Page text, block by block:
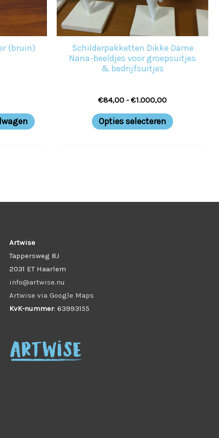
(bruin)
Schilderpakketten Dikke Dame
Nana-beeldjes voor groepsuitjes
& bedrijfsuitjes
€84,00 - €1.000,00
Opties selecteren
kan
gekozen
worden
op
Artwise
Tappersweg 8J
2031 ET Haarlem
info@artwise.nu
Artwise via Google Maps
KvK-nummer: 63993155